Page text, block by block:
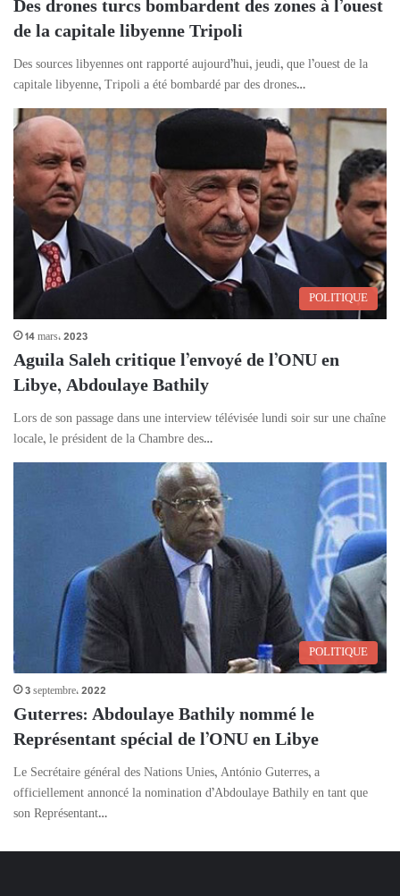
Des drones turcs bombardent des zones à l’ouest
de la capitale libyenne Tripoli
Des sources libyennes ont rapporté aujourd’hui, jeudi, que l’ouest de la
capitale libyenne, Tripoli a été bombardé par des drones…
POLITIQUE
14 mars، 2023
Aguila Saleh critique l’envoyé de l’ONU en
Libye, Abdoulaye Bathily
Lors de son passage dans une interview télévisée lundi soir sur une chaîne
locale, le président de la Chambre des…
POLITIQUE
3 septembre، 2022
Guterres: Abdoulaye Bathily nommé le
Représentant spécial de l’ONU en Libye
Le Secrétaire général des Nations Unies, António Guterres, a
officiellement annoncé la nomination d’Abdoulaye Bathily en tant que
son Représentant…